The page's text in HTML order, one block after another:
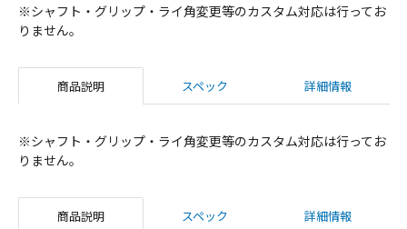
※シャフト・グリップ・ライ角変更等のカスタム対応は行ってお
りません。
商品説明 スペック 詳細情報
※シャフト・グリップ・ライ角変更等のカスタム対応は行ってお
りません。
商品説明 スペック 詳細情報